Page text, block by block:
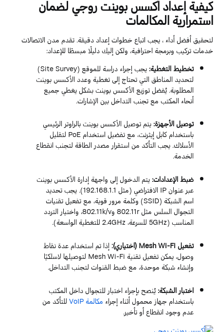
كيفية إعداد أكسس بوينت روجي لضمان
استمرارية المكالمات
لتحقيق أفضل أداء ، يجب اتباع خطوات إعداد دقيقة. تقدم مدن الاتصالات
خدمات تركيب وبرمجة احترافية، ولكن إليك دليلًا مبسطًا للإعداد:
تخطيط التغطية:
يجب إجراء دراسة للموقع (Site Survey)
لتحديد المناطق التي تحتاج إلى تغطية وعدد الأكسس بوينت
المطلوبة. يُفضل توزيع الأكسس بوينت بشكل يغطي جميع
أنحاء المكتب مع تجنب التداخل بين الإشارات.
توصيل الأجهزة:يتم توصيل الأكسس بوينت بالراوتر الرئيسي
باستخدام كابل إيثرنت، مع تفضيل استخدام PoE لتقليل
الأسلاك. يجب التأكد من استقرار مصدر الطاقة لتجنب انقطاع
الخدمة.
ضبط الإعدادات:يتم الدخول إلى واجهة إدارة الأكسس بوينت
عبر عنوان IP الافتراضي (مثل 192.168.1.1). يجب تحديد
اسم الشبكة (SSID) وكلمة مرور قوية، مع تفعيل تقنيات
التجوال السلس مثل 802.11r و802.11k/v، واختيار التردد
المناسب (5GHz للسرعة، 2.4GHz للتغطية الواسعة).
تفعيل Mesh Wi-Fi (اختياري):
إذا تم استخدام عدة نقاط
وصول، يمكن تفعيل تقنية Mesh Wi-Fi لتوصيلها لاسلكيًا
وإنشاء شبكة موحدة، مع ضبط القنوات لتجنب التداخل.
اختبار الشبكة:يُنصح بإجراء اختبار للتجوال داخل المكتب
باستخدام جهاز محمول أثناء إجراءمكالمة VoIP للتأكد من
عدم وجود انقطاع أو تأخير.